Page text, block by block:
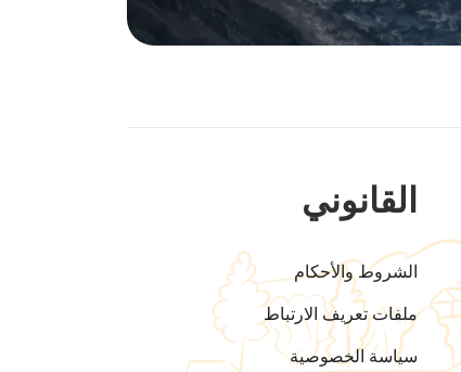
القانوني
الشروط والأحكام
ملفات تعريف الارتباط
سياسة الخصوصية